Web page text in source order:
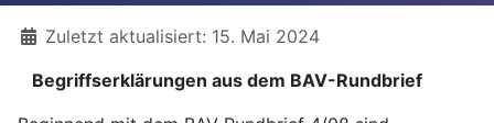
DetailsZuletzt aktualisiert: 15. Mai 2024
Begriffserklärungen aus dem BAV-Rundbrief